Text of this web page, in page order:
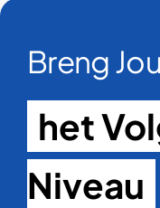
Breng
het
Niveau